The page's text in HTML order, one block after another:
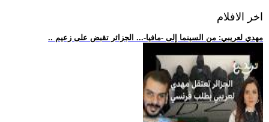
اخر الافلام
.. مهدي لعريبي: من السينما إلى -مافيا-... الجزائر تقبض على زعيم